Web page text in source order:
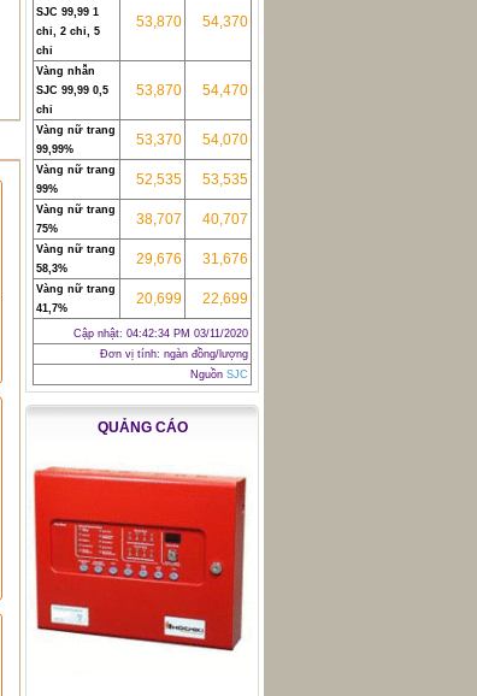
SJC 99,99 1
chỉ, 2 chỉ, 5
chỉ
53,870 54,370
Vàng nhẫn
SJC 99,99 0,5
chỉ
53,870 54,470
Vàng nữ trang
99,99%
53,370 54,070
Vàng nữ trang
99%
52,535 53,535
Vàng nữ trang
75%
38,707 40,707
Vàng nữ trang
58,3%
29,676 31,676
Vàng nữ trang
41,7%
20,699 22,699
Cập nhật: 04:42:34 PM 03/11/2020
Đơn vị tính: ngàn đồng/lượng
Nguồn SJC
QUẢNG CÁO